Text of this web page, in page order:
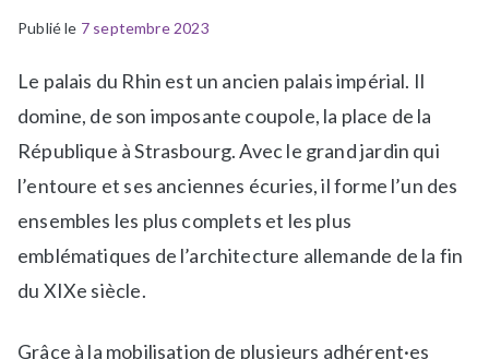
Publié le 7 septembre 2023
P
b
l
é
d
a
N
É
i
q
e
t
é
r
Le palais du Rhin est un ancien palais impérial. Il
domine, de son imposante coupole, la place de la
République à Strasbourg. Avec le grand jardin qui
l’entoure et ses anciennes écuries, il forme l’un des
ensembles les plus complets et les plus
emblématiques de l’architecture allemande de la fin
du XIXe siècle.
Grâce à la mobilisation de plusieurs adhérent·es